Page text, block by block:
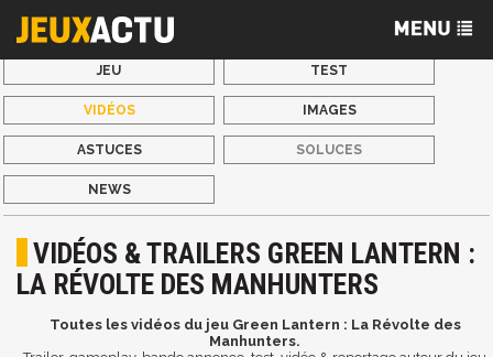
JEU TEST
VIDÉOS IMAGES
ASTUCES SOLUCES
NEWS
VIDÉOS & TRAILERS GREEN LANTERN :
LA RÉVOLTE DES MANHUNTERS
Toutes les vidéos du jeu Green Lantern : La Révolte des
Manhunters.